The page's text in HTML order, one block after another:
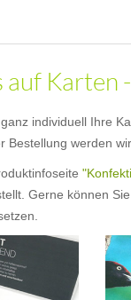
auf Karten
individuell Ihre
Bestellung werden
Gerne können